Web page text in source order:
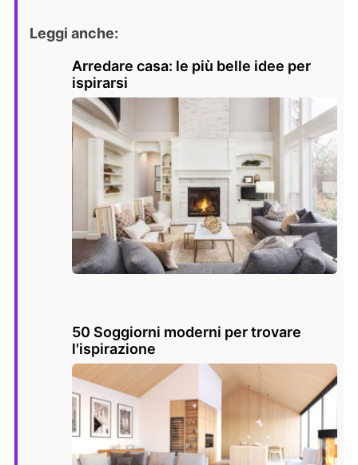
Leggi anche:
Arredare casa: le più belle idee per
ispirarsi
50 Soggiorni moderni per trovare
l'ispirazione